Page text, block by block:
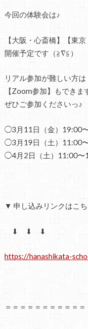
今回の体験会は♪
【大阪・心斎橋】【東
開催予定です（≧∇≦）
リアル参加が難しい方は
【Zoom参加】もできま
ぜひご参加くださいっ♪
◯3月11日（金） 19:00
◯3月19日（土）11:00
◯4月2日（土）11:00〜
▼ 申し込みリンクはこち
⬇ ⬇ ⬇
https://hanashikata-
＝＝＝＝＝＝＝＝＝＝＝